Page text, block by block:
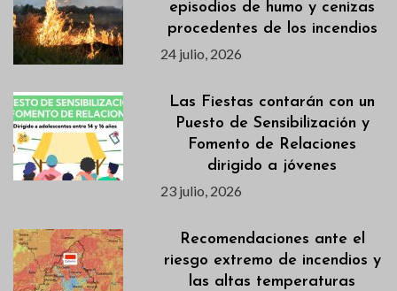
episodios de humo y cenizas
procedentes de los incendios
24 julio, 2026
Las Fiestas contarán con un
Puesto de Sensibilización y
Fomento de Relaciones
dirigido a jóvenes
23 julio, 2026
Recomendaciones ante el
riesgo extremo de incendios y
las altas temperaturas